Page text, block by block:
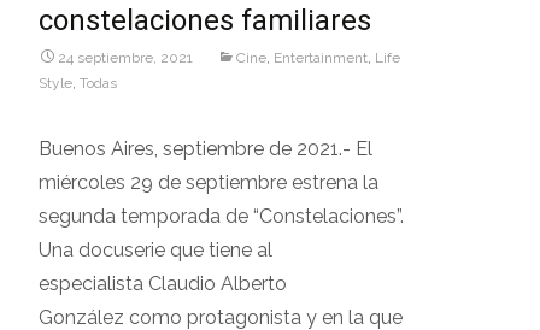
constelaciones familiares
24 septiembre, 2021 Cine Entertainment Life
Style Todas
Buenos Aires, septiembre de 2021.- El
miércoles 29 de septiembre estrena la
segunda temporada de “Constelaciones”.
Una docuserie que tiene al
especialista Claudio Alberto
González como protagonista y en la que